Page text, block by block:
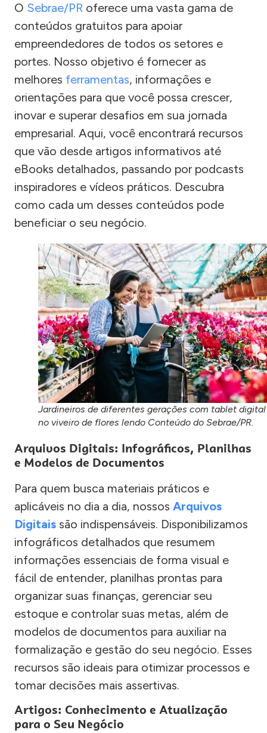
O Sebrae/PR oferece uma vasta gama de
conteúdos gratuitos para apoiar
empreendedores de todos os setores e
portes. Nosso objetivo é fornecer as
melhores ferramentas, informações e
orientações para que você possa crescer,
inovar e superar desafios em sua jornada
empresarial. Aqui, você encontrará recursos
que vão desde artigos informativos até
eBooks detalhados, passando por podcasts
inspiradores e vídeos práticos. Descubra
como cada um desses conteúdos pode
beneficiar o seu negócio.
Jardineiros de diferentes gerações com tablet digital
no viveiro de flores lendo Conteúdo do Sebrae/PR.
Arquivos Digitais: Infográficos, Planilhas
e Modelos de Documentos
Para quem busca materiais práticos e
aplicáveis no dia a dia, nossos Arquivos
Digitais são indispensáveis. Disponibilizamos
infográficos detalhados que resumem
informações essenciais de forma visual e
fácil de entender, planilhas prontas para
organizar suas finanças, gerenciar seu
estoque e controlar suas metas, além de
modelos de documentos para auxiliar na
formalização e gestão do seu negócio. Esses
recursos são ideais para otimizar processos e
tomar decisões mais assertivas.
Artigos: Conhecimento e Atualização
para o Seu Negócio